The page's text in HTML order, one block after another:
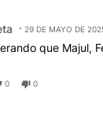
29 DE MAYO DE
que Majul,
0 0